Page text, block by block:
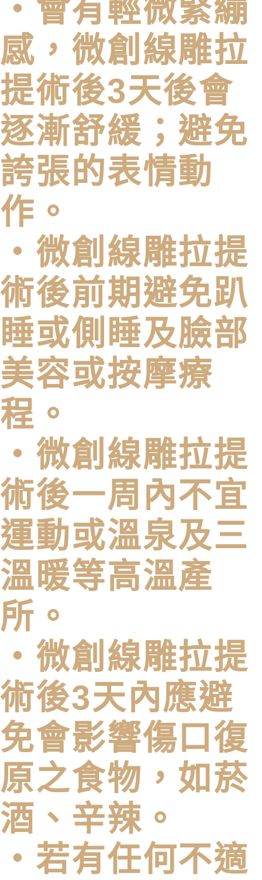
・會有輕微緊繃
感，微創線雕拉
提術後3天後會
逐漸舒緩；避免
誇張的表情動
作。
・微創線雕拉提
術後前期避免趴
睡或側睡及臉部
美容或按摩療
程。
・微創線雕拉提
術後⼀周內不宜
運動或溫泉及三
溫暖等⾼溫產
所。
・微創線雕拉提
術後3天內應避
免會影響傷⼝復
原之食物，如菸
酒、辛辣。
・若有任何不適